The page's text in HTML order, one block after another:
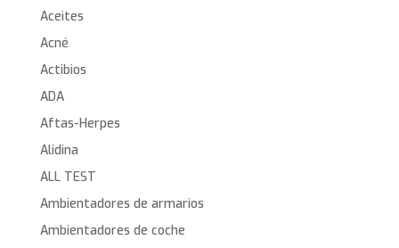
Aceites
Acné
Actibios
ADA
Aftas-Herpes
Alidina
ALL TEST
Ambientadores de armarios
Ambientadores de coche